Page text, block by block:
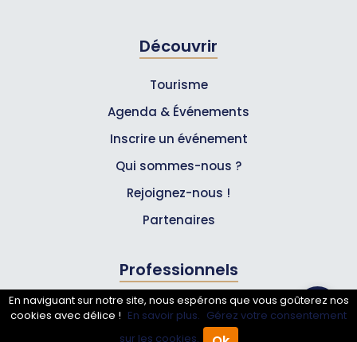
Découvrir
Tourisme
Agenda & Événements
Inscrire un événement
Qui sommes-nous ?
Rejoignez-nous !
Partenaires
Professionnels
Annuaire pro
Inscrire mon entreprise
En naviguant sur notre site, nous espérons que vous goûterez nos
cookies avec délice ! En savoir plus. Gérez votre consentement
sur les cookies.